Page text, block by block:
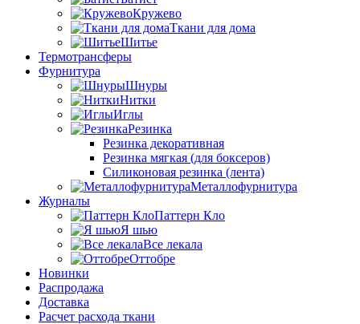
Кружево
Ткани для дома
Шитье
Термотрансферы
Фурнитура
Шнуры
Нитки
Иглы
Резинка
Резинка декоративная
Резинка мягкая (для боксеров)
Силиконовая резинка (лента)
Металлофурнитура
Журналы
Паттерн Кло
Я шью
Все лекала
Оттобре
Новинки
Распродажа
Доставка
Расчет расхода ткани